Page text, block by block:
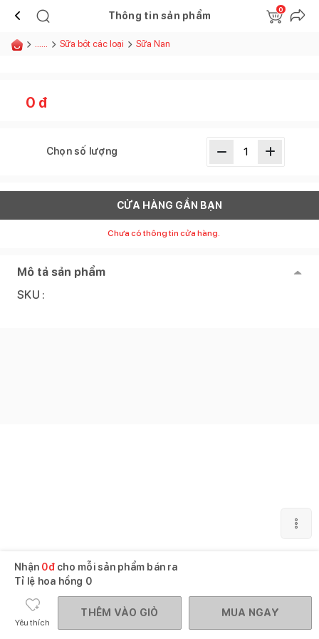
Thông tin sản phẩm
0
...... Sữa bột các loại Sữa Nan
0 đ
Chọn số lượng
CỬA HÀNG GẦN BẠN
Chưa có thông tin cửa hàng.
Mô tả sản phẩm
SKU :
Nhận 0đcho mỗi sản phẩm bán ra
Tỉ lệ hoa hồng 0
Yêu thích
THÊM VÀO GIỎ MUA NGAY